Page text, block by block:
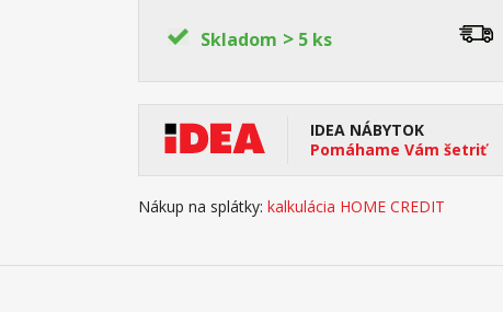
Skladom > 5 ks
IDEA NÁBYTOK
Pomáhame Vám šetriť
Nákup na splátky: kalkulácia HOME CREDIT